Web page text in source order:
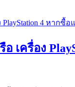
เครื่อง